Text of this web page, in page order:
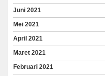
Juni 2021
Mei 2021
April 2021
Maret 2021
Februari 2021